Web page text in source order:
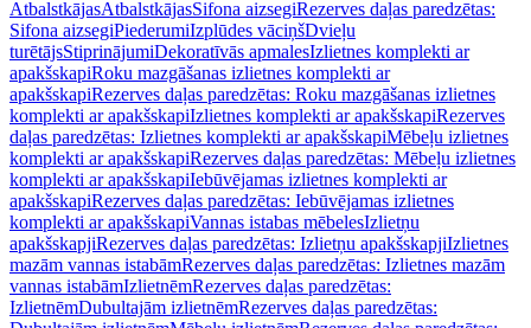
AtbalstkājasAtbalstkājasSifona aizsegiRezerves daļas paredzētas:
Sifona aizsegiPiederumiIzplūdes vāciņšDvieļu
turētājsStiprinājumiDekoratīvās apmalesIzlietnes komplekti ar
apakšskapiRoku mazgāšanas izlietnes komplekti ar
apakšskapiRezerves daļas paredzētas: Roku mazgāšanas izlietnes
komplekti ar apakšskapiIzlietnes komplekti ar apakšskapiRezerves
daļas paredzētas: Izlietnes komplekti ar apakšskapiMēbeļu izlietnes
komplekti ar apakšskapiRezerves daļas paredzētas: Mēbeļu izlietnes
komplekti ar apakšskapiIebūvējamas izlietnes komplekti ar
apakšskapiRezerves daļas paredzētas: Iebūvējamas izlietnes
komplekti ar apakšskapiVannas istabas mēbelesIzlietņu
apakšskapjiRezerves daļas paredzētas: Izlietņu apakšskapjiIzlietnes
mazām vannas istabāmRezerves daļas paredzētas: Izlietnes mazām
vannas istabāmIzlietnēmRezerves daļas paredzētas:
IzlietnēmDubultajām izlietnēmRezerves daļas paredzētas: